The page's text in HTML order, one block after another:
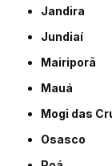
Jandira
Jundiaí
Mairiporã
Mauá
Mogi das
Osasco